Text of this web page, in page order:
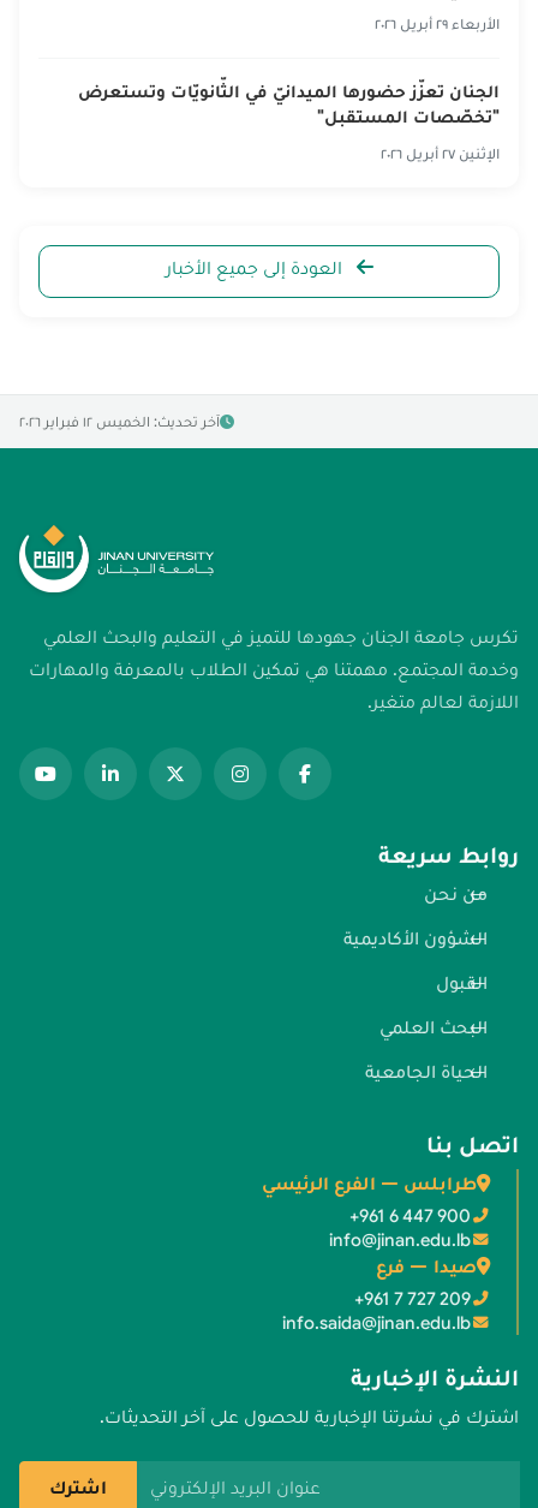
الأربعاء ٢٩ أبريل ٢٠٢٦
الجنان تعزّز حضورها الميدانيّ في الثّانويّات وتستعرض
"تخصّصات المستقبل"
الإثنين ٢٧ أبريل ٢٠٢٦
العودة إلى جميع الأخبار
آخر تحديث: الخميس ١٢ فبراير ٢٠٢٦
تكرس جامعة الجنان جهودها للتميز في التعليم والبحث العلمي
وخدمة المجتمع. مهمتنا هي تمكين الطلاب بالمعرفة والمهارات
اللازمة لعالم متغير.
روابط سريعة
من نحن
الشؤون الأكاديمية
القبول
البحث العلمي
الحياة الجامعية
اتصل بنا
طرابلس — الفرع الرئيسي
+961 6 447 900
info@jinan.edu.lb
صيدا — فرع
+961 7 727 209
info.saida@jinan.edu.lb
النشرة الإخبارية
اشترك في نشرتنا الإخبارية للحصول على آخر التحديثات.
اشترك